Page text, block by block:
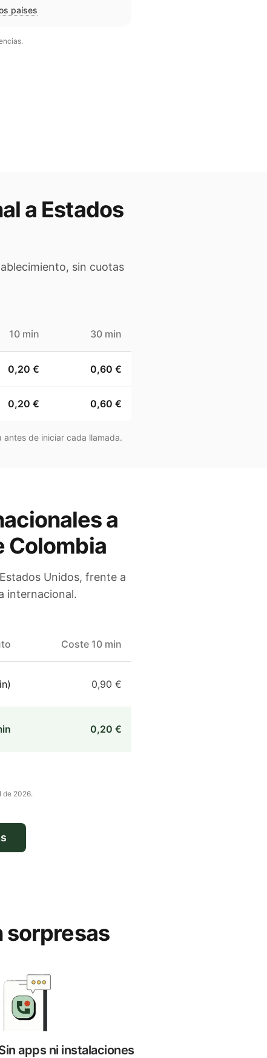
países
a Estados
sin cuotas
10 min 30 min
0,20 € 0,60 €
0,20 € 0,60 €
de iniciar cada llamada.
a
Colombia
Estados Unidos, frente a
internacional.
Coste 10 min
0,90 €
0,20 €
de 2026.
sorpresas
apps ni instalaciones